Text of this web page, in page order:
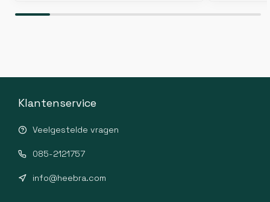
Klantenservice
Veelgestelde vragen
085-2121757
info@heebra.com